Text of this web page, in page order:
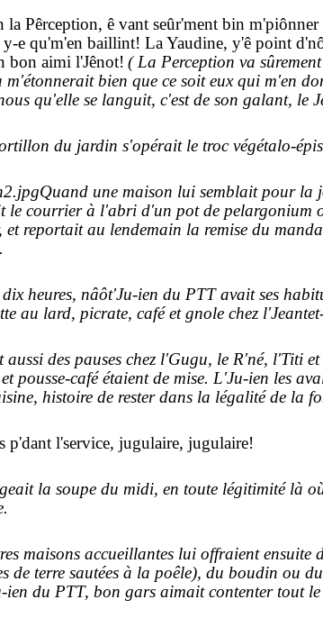
la Pêrception, ê vant seûr'ment bin
y-e qu'm'en baillint! La Yaudine, y'ê point
bon aimi l'Jênot! ( La Perception va
m'étonnerait bien que ce soit eux qui m'en
qu'elle se languit, c'est de son galant, le
du jardin s'opérait le troc végétalo-
Quand une maison lui semblait pour la
le courrier à l'abri d'un pot de pelargonium
et reportait au lendemain la remise du
dix heures, nâôt'Ju-ien du PTT avait ses
au lard, picrate, café et gnole chez
des pauses chez l'Gugu, le R'né, l'Titi et
pousse-café étaient de mise. L'Ju-ien les
histoire de rester dans la légalité de la
p'dant l'service, jugulaire, jugulaire!
la soupe du midi, en toute légitimité là
maisons accueillantes lui offraient ensuite
de terre sautées à la poêle), du boudin ou
ien du PTT, bon gars aimait contenter tout